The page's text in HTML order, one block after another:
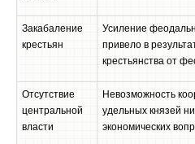
Закабаление
крестьян
Усиление
привело в
крестьянства от
Отсутствие
центральной
власти
Невозможность
удельных князей
экономических